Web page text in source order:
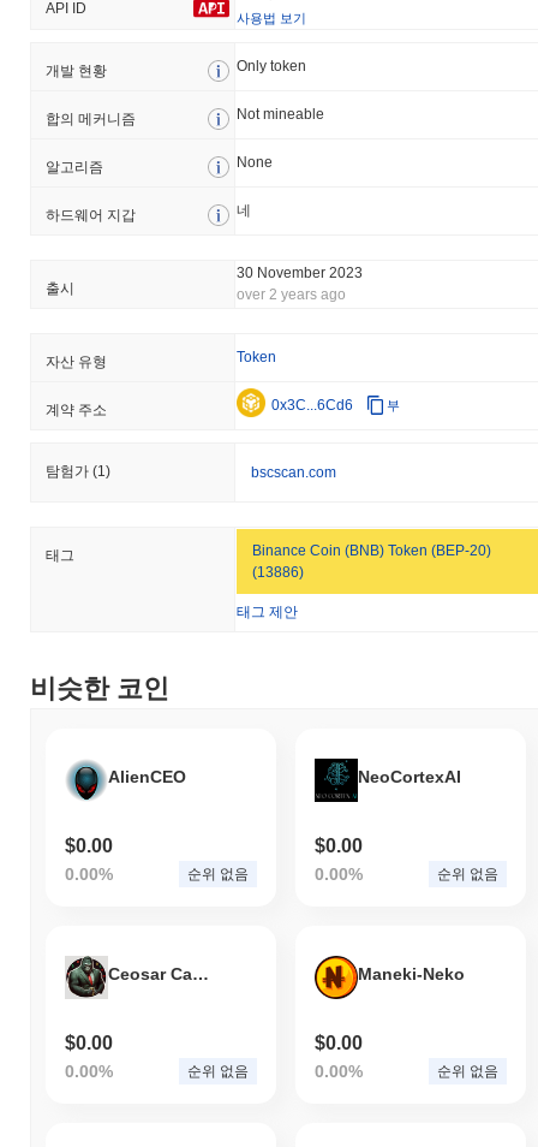
API ID
사용법 보기
개발 현황 Only token
합의 메커니즘 Not mineable
알고리즘 None
하드웨어 지갑 네
출시
30 November 2023
over 2 years ago
자산 유형 Token
계약 주소 0x3C...6Cd6 부
탐험가 (1) bscscan.com
태그
Binance Coin (BNB) Token (BEP-20)
(13886)
태그 제안
비슷한 코인
AlienCEO
$0.00
0.00% 순위 없음
NeoCortexAI
$0.00
0.00% 순위 없음
Ceosar Casino
$0.00
0.00% 순위 없음
Maneki-Neko
$0.00
0.00% 순위 없음